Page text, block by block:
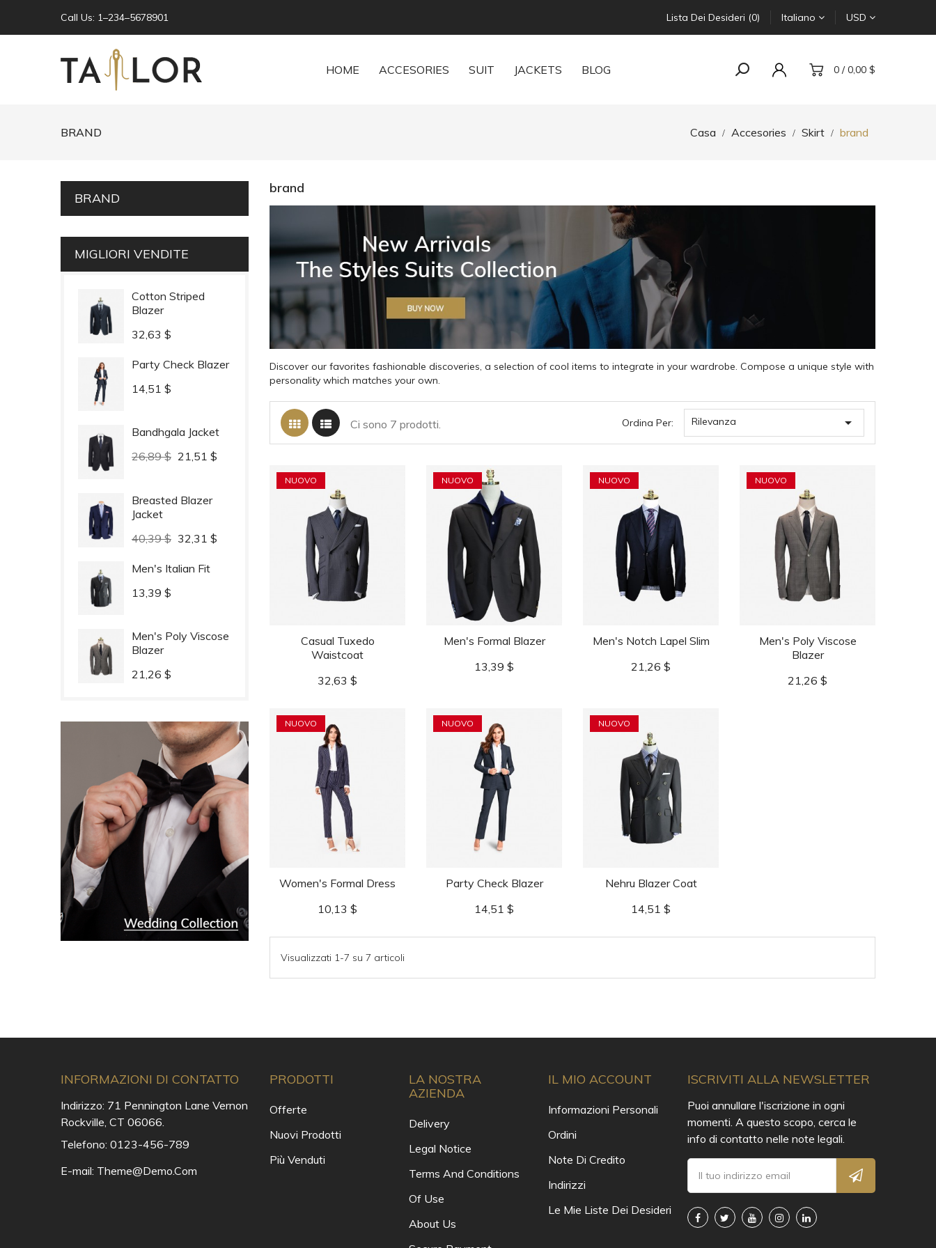
Call Us: 1–234–5678901 Lista Dei Desideri (0) Italiano USD
HOME ACCESORIES SUIT JACKETS BLOG 0 / 0,00 $
BRAND Casa Accesories Skirt brand
BRAND
MIGLIORI VENDITE
Cotton Striped
Blazer
Prezzo
32,63 $
Party Check Blazer
Prezzo
14,51 $
Bandhgala Jacket
Prezzo
26,89 $ Prezzo
21,51 $
Breasted Blazer
Jacket
Prezzo
40,39 $ Prezzo
32,31 $
Men's Italian Fit
Prezzo
13,39 $
Men's Poly Viscose
Blazer
Prezzo
21,26 $
brand
Discover our favorites fashionable discoveries, a selection of cool items to integrate in your wardrobe. Compose a unique style with
personality which matches your own.
Ci sono 7 prodotti. Ordina Per: Rilevanza 
NUOVO
Casual Tuxedo
Waistcoat
Prezzo
32,63 $
NUOVO
Men's Formal Blazer
Prezzo
13,39 $
NUOVO
Men's Notch Lapel Slim
Prezzo
21,26 $
NUOVO
Men's Poly Viscose
Blazer
Prezzo
21,26 $
NUOVO
Women's Formal Dress
Prezzo
10,13 $
NUOVO
Party Check Blazer
Prezzo
14,51 $
NUOVO
Nehru Blazer Coat
Prezzo
14,51 $
Visualizzati 1-7 su 7 articoli
INFORMAZIONI DI CONTATTO
Indirizzo: 71 Pennington Lane Vernon
Rockville, CT 06066.
Telefono: 0123-456-789
E-mail: Theme@demo.com
PRODOTTI
Offerte
Nuovi Prodotti
Più Venduti
LA NOSTRA
AZIENDA
Delivery
Legal Notice
Terms And Conditions
Of Use
About Us
IL MIO ACCOUNT
Informazioni Personali
Ordini
Note Di Credito
Indirizzi
Le Mie Liste Dei Desideri
ISCRIVITI ALLA NEWSLETTER
Puoi annullare l'iscrizione in ogni
momenti. A questo scopo, cerca le
info di contatto nelle note legali.